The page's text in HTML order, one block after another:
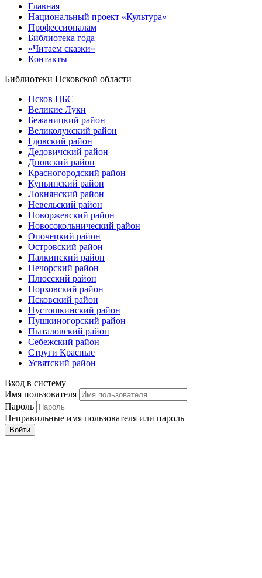
Главная
Национальный проект «Культура»
Профессионалам
Библиотека года
«Читаем сказки»
Контакты
Библиотеки Псковской области
Псков ЦБС
Великие Луки
Бежаницкий район
Великолукский район
Гдовский район
Дедовичский район
Дновский район
Красногородский район
Куньинский район
Локнянский район
Невельский район
Новоржевский район
Новосокольнический район
Опочецкий район
Островский район
Палкинский район
Печорский район
Плюсский район
Порховский район
Псковский район
Пустошкинский район
Пушкиногорский район
Пыталовский район
Себежский район
Струги Красные
Усвятский район
Вход в систему
Имя пользователя
Пароль
Неправильные имя пользователя или пароль
Войти